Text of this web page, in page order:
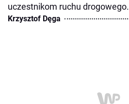
uczestnikom ruchu drogowego.
Krzysztof Dęga